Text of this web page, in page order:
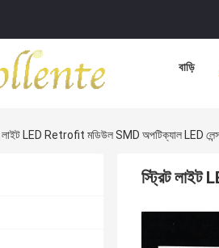
বাড়ি
লাইট LED Retrofit মডিউল SMD অপটিক্যাল LED
স্ট্রিট লাইট